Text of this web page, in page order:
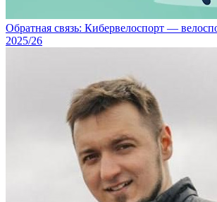
Обратная связь: Кибервелоспорт —
2025/26